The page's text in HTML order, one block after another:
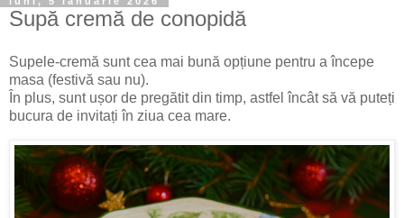
Supă cremă de conopidă
Supele-cremă sunt cea mai bună opțiune pentru a începe
masa (festivă sau nu).
În plus, sunt ușor de pregătit din timp, astfel încât să vă puteți
bucura de invitați în ziua cea mare.